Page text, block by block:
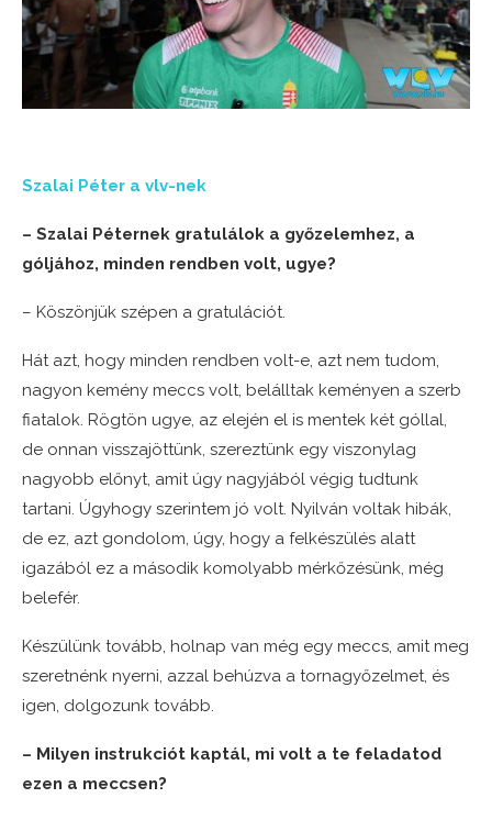
Szalai Péter a vlv-nek
– Szalai Péternek gratulálok a győzelemhez, a
góljához, minden rendben volt, ugye?
– Köszönjük szépen a gratulációt.
Hát azt, hogy minden rendben volt-e, azt nem tudom,
nagyon kemény meccs volt, belálltak keményen a szerb
fiatalok. Rögtön ugye, az elején el is mentek két góllal,
de onnan visszajöttünk, szereztünk egy viszonylag
nagyobb előnyt, amit úgy nagyjából végig tudtunk
tartani. Úgyhogy szerintem jó volt. Nyilván voltak hibák,
de ez, azt gondolom, úgy, hogy a felkészülés alatt
igazából ez a második komolyabb mérkőzésünk, még
belefér.
Készülünk tovább, holnap van még egy meccs, amit meg
szeretnénk nyerni, azzal behúzva a tornagyőzelmet, és
igen, dolgozunk tovább.
– Milyen instrukciót kaptál, mi volt a te feladatod
ezen a meccsen?